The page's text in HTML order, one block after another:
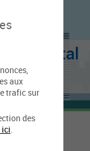
aux
trafic sur
des
.